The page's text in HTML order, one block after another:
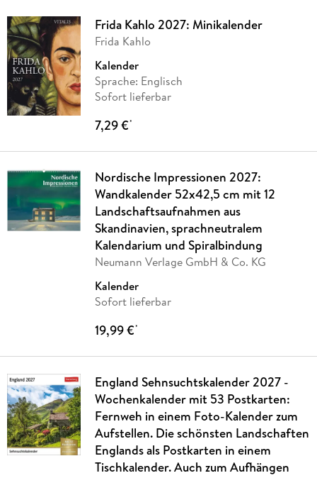
Frida Kahlo 2027: Minikalender
Frida Kahlo
Kalender
Sprache: Englisch
Sofort lieferbar
7,29 €*
Nordische Impressionen 2027:
Wandkalender 52x42,5 cm mit 12
Landschaftsaufnahmen aus
Skandinavien, sprachneutralem
Kalendarium und Spiralbindung
Neumann Verlage GmbH & Co. KG
Kalender
Sofort lieferbar
19,99 €*
England Sehnsuchtskalender 2027 -
Wochenkalender mit 53 Postkarten:
Fernweh in einem Foto-Kalender zum
Aufstellen. Die schönsten Landschaften
Englands als Postkarten in einem
Tischkalender. Auch zum Aufhängen